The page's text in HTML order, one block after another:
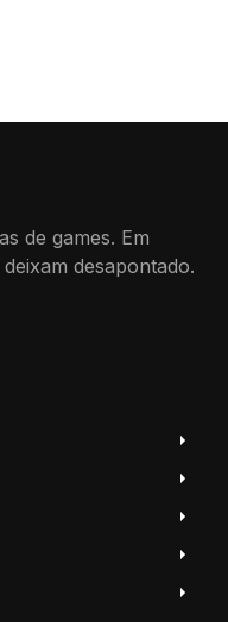
de games. Em
desapontado.